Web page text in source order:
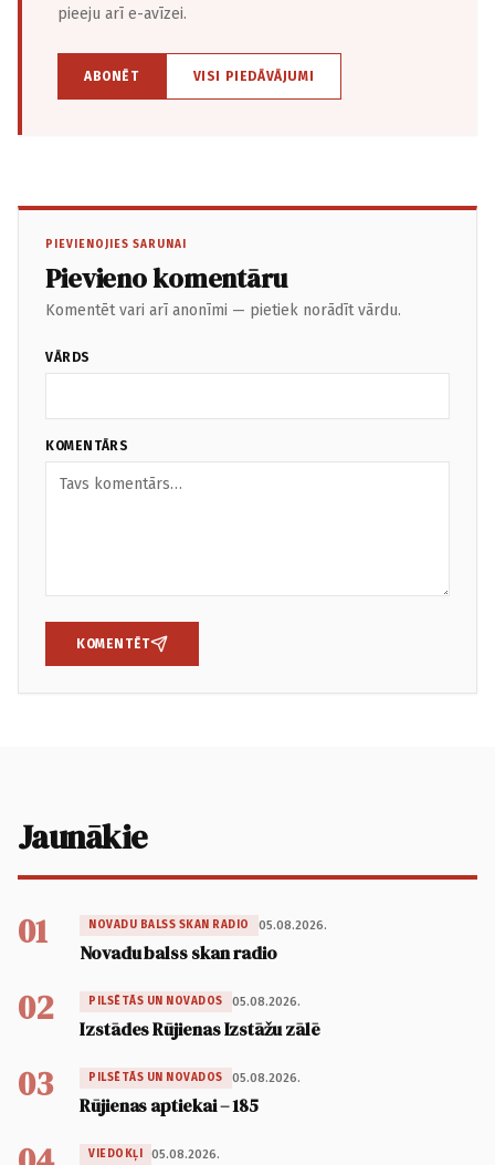
pieeju arī e-avīzei.
ABONĒT VISI PIEDĀVĀJUMI
PIEVIENOJIES SARUNAI
Pievieno komentāru
Komentēt vari arī anonīmi — pietiek norādīt vārdu.
VĀRDS
KOMENTĀRS
KOMENTĒT
Jaunākie
01 NOVADU BALSS SKAN RADIO 05.08.2026.
Novadu balss skan radio
02 PILSĒTĀS UN NOVADOS 05.08.2026.
Izstādes Rūjienas Izstāžu zālē
03 PILSĒTĀS UN NOVADOS 05.08.2026.
Rūjienas aptiekai – 185
VIEDOKĻI 05.08.2026.